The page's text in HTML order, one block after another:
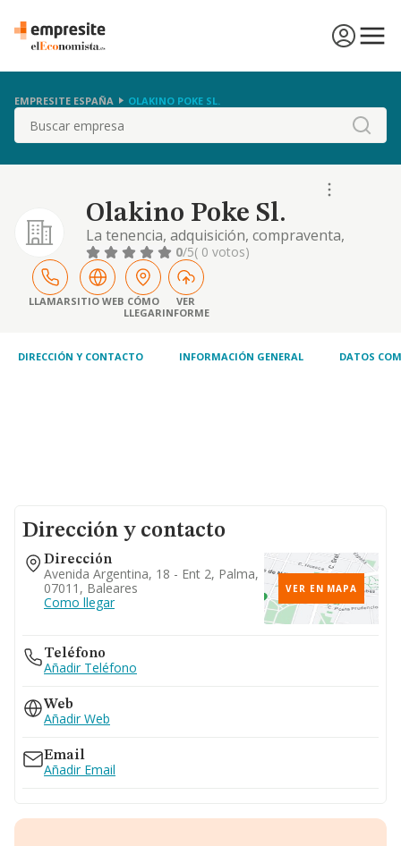
EMPRESITE ESPAÑA OLAKINO POKE SL.
Buscar
Olakino Poke Sl.
La tenencia, adquisición, compraventa,
arrendamiento no financiero y explotación
de bienes inmuebles y títulos valores o
participaciones en otras sociedades. la
promoción y construcción de edificios,
viviendas, locales y cualquier clase de
..
0/5( 0 votos)
LLAMARSITIO WEB CÓMO
LLEGAR
VER
INFORME
DIRECCIÓN Y CONTACTO INFORMACIÓN GENERAL DATOS
Dirección y contacto
Dirección
Avenida Argentina, 18 - Ent 2, Palma,
07011, Baleares
Como llegar
VER EN MAPA
Teléfono
Añadir Teléfono
Web
Añadir Web
Email
Añadir Email